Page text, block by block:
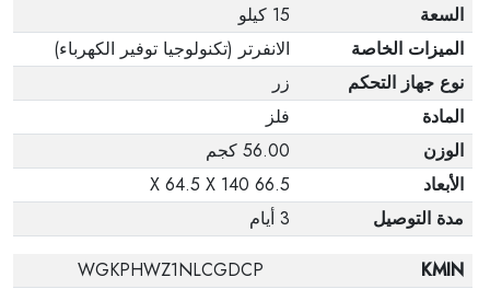
السعة
15 كيلو
الميزات الخاصة
الانفرتر (تكنولوجيا توفير الكهرباء)
نوع جهاز التحكم
زر
المادة
فلز
الوزن
56.00 كجم
الأبعاد
66.5 X 64.5 X 140
مدة التوصيل
3 أيام
KMIN
WGKPHWZ1NLCGDCP